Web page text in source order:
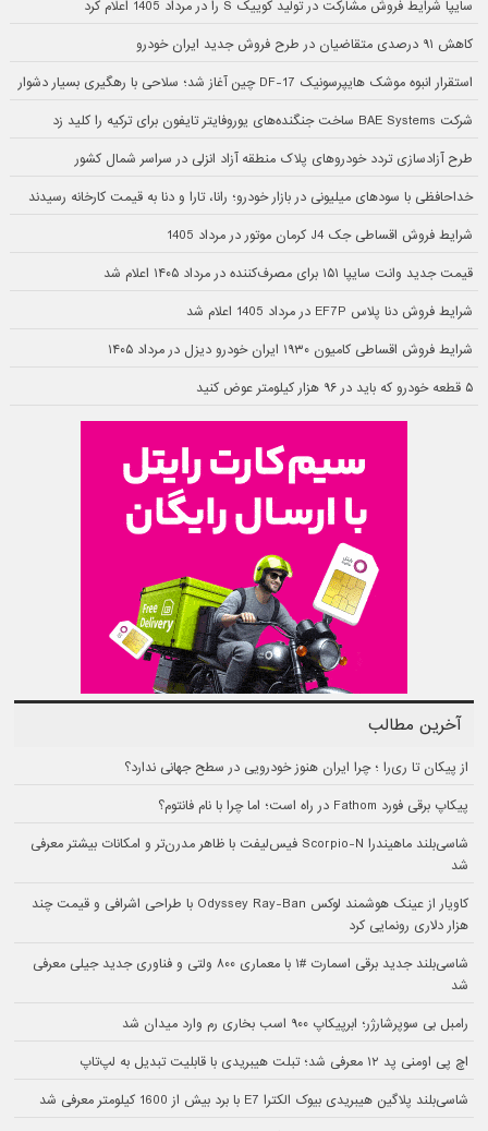
سایپا شرایط فروش مشارکت در تولید کوییک S را در مرداد 1405 اعلام کرد
کاهش ۹۱ درصدی متقاضیان در طرح فروش جدید ایران خودرو
استقرار انبوه موشک هایپرسونیک DF-17 چین آغاز شد؛ سلاحی با رهگیری بسیار دشوار
شرکت BAE Systems ساخت جنگنده‌های یوروفایتر تایفون برای ترکیه را کلید زد
طرح آزادسازی تردد خودروهای پلاک منطقه آزاد انزلی در سراسر شمال کشور
خداحافظی با سودهای میلیونی در بازار خودرو؛ رانا، تارا و دنا به قیمت کارخانه رسیدند
شرایط فروش اقساطی جک J4 کرمان موتور در مرداد 1405
قیمت جدید وانت سایپا ۱۵۱ برای مصرف‌کننده در مرداد ۱۴۰۵ اعلام شد
شرایط فروش دنا پلاس EF7P در مرداد 1405 اعلام شد
شرایط فروش اقساطی کامیون ۱۹۳۰ ایران خودرو دیزل در مرداد ۱۴۰۵
۵ قطعه خودرو که باید در ۹۶ هزار کیلومتر عوض کنید
آخرین مطالب
از پیکان تا ری‌را ؛ چرا ایران هنوز خودرویی در سطح جهانی ندارد؟
پیکاپ برقی فورد Fathom در راه است؛ اما چرا با نام فانتوم؟
شاسی‌بلند ماهیندرا Scorpio-N فیس‌لیفت با ظاهر مدرن‌تر و امکانات بیشتر معرفی
شد
کاویار از عینک هوشمند لوکس Odyssey Ray-Ban با طراحی اشرافی و قیمت چند
هزار دلاری رونمایی کرد
شاسی‌بلند جدید برقی اسمارت #۱ با معماری ۸۰۰ ولتی و فناوری جدید جیلی معرفی
شد
رامبل بی سوپرشارژر؛ ابرپیکاپ ۹۰۰ اسب بخاری رم وارد میدان شد
اچ پی اومنی پد ۱۲ معرفی شد؛ تبلت هیبریدی با قابلیت تبدیل به لپ‌تاپ
شاسی‌بلند پلاگین هیبریدی بیوک الکترا E7 با برد بیش از 1600 کیلومتر معرفی شد